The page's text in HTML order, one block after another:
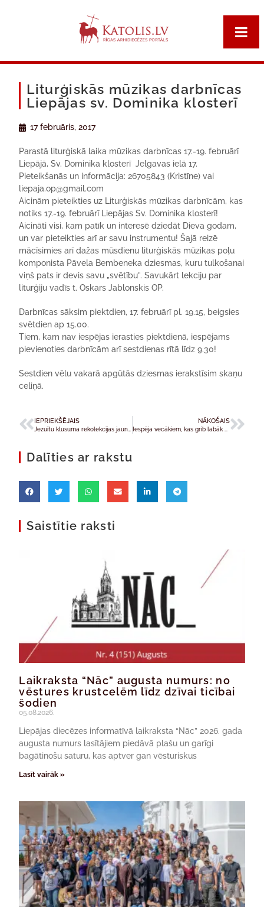
Liturģiskās mūzikas darbnīcas
Liepājas sv. Dominika klosterī
17 februāris, 2017
Parastā liturģiskā laika mūzikas darbnīcas 17.-19. februārī
Liepājā, Sv. Dominika klosterī Jelgavas ielā 17.
Pieteikšanās un informācija: 26705843 (Kristīne) vai
liepaja.op@gmail.com
Aicinām pieteikties uz Liturģiskās mūzikas darbnīcām, kas
notiks 17.-19. februārī Liepājas Sv. Dominika klosterī!
Aicināti visi, kam patīk un interesē dziedāt Dieva godam,
un var pieteikties arī ar savu instrumentu! Šajā reizē
mācīsimies arī dažas mūsdienu liturģiskās mūzikas poļu
komponista Pāvela Bembeneka dziesmas, kuru tulkošanai
viņš pats ir devis savu „svētību”. Savukārt lekciju par
liturģiju vadīs t. Oskars Jablonskis OP.
Darbnīcas sāksim piektdien, 17. februārī pl. 19.15, beigsies
svētdien ap 15.00.
Tiem, kam nav iespējas ierasties piektdienā, iespējams
pievienoties darbnīcām arī sestdienas rītā līdz 9.30!
Sestdien vēlu vakarā apgūtās dziesmas ierakstīsim skaņu
celiņā.
IEPRIEKŠĒJAIS NĀKOŠAIS
Dalīties ar rakstu
Saistītie raksti
Laikraksta “Nāc” augusta numurs: no
vēstures krustcelēm līdz dzīvai ticībai
šodien
05.08.2026.
Liepājas diecēzes informatīvā laikraksta “Nāc” 2026. gada
augusta numurs lasītājiem piedāvā plašu un garīgi
bagātinošu saturu, kas aptver gan vēsturiskus
Lasīt vairāk »